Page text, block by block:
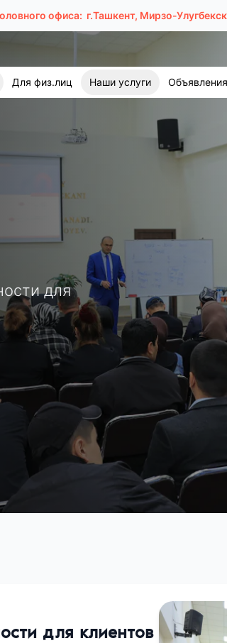
офиса: г.Ташкент, Мирзо-
Для физ.лиц Наши услуги Объявления
для
для клиентов